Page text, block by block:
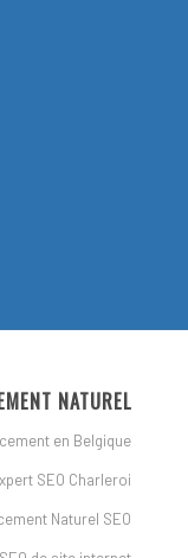
NATUREL
en Belgique
SEO Charleroi
Naturel SEO